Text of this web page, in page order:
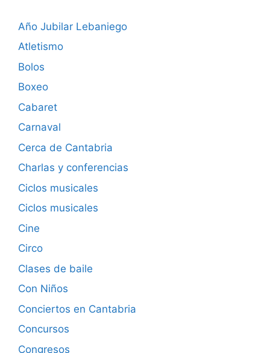
Año Jubilar Lebaniego
Atletismo
Bolos
Boxeo
Cabaret
Carnaval
Cerca de Cantabria
Charlas y conferencias
Ciclos musicales
Ciclos musicales
Cine
Circo
Clases de baile
Con Niños
Conciertos en Cantabria
Concursos
Congresos